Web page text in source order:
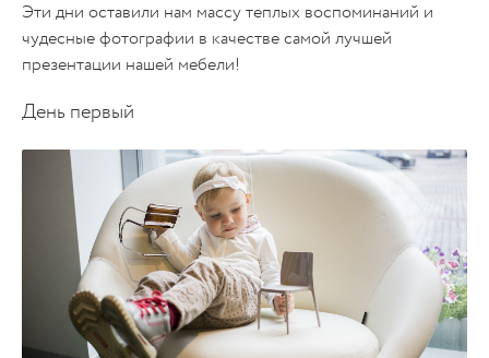
Эти дни оставили нам массу теплых воспоминаний и
чудесные фотографии в качестве самой лучшей
презентации нашей мебели!
День первый